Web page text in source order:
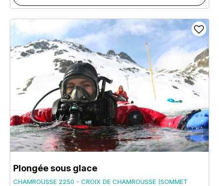
Plongée sous glace
CHAMROUSSE 2250 - CROIX DE CHAMROUSSE (SOMMET